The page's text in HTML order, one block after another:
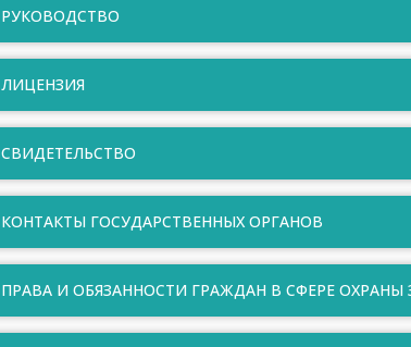
РУКОВОДСТВО
ЛИЦЕНЗИЯ
СВИДЕТЕЛЬСТВО
КОНТАКТЫ ГОСУДАРСТВЕННЫХ ОРГАНОВ
ПРАВА И ОБЯЗАННОСТИ ГРАЖДАН В СФЕРЕ ОХРАНЫ